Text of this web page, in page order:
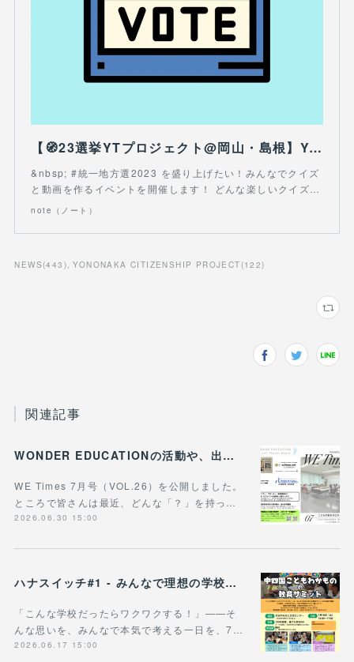
【🧭23選挙YTプロジェクト@岡山・島根】YouTuberになって、クイズ動画を配信しよう！｜一般社団法人 WONDER EDUCATION｜note
&nbsp; #統一地方選2023 を盛り上げたい！みんなでクイズ
と動画を作るイベントを開催します！ どんな楽しいクイズ…
note（ノート）
NEWS (443 ) YONONAKA CITIZENSHIP PROJECT (122)
関連記事
WONDER EDUCATIONの活動や、出張講座・講演のご案内をまとめた 『WE Times #26』を公開しました！
WE Times 7月号（VOL.26）を公開しました。
ところで皆さんは最近、どんな「？」を持っ…
2026.06.30 15:00
ハナスイッチ#1 - みんなで理想の学校や学びの未来を考える新企画、スタート！
「こんな学校だったらワクワクする！」——そ
んな思いを、みんなで本気で考える一日を、7…
2026.06.17 15:00